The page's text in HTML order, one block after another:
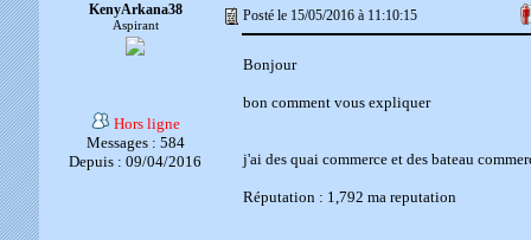
KenyArkana38
Aspirant
Posté le 15/05/2016 à 11:10:15
Hors ligne
Messages : 584
Depuis : 09/04/2016
Bonjour
bon comment vous expliquer
j'ai des quai commerce et des bateau
Réputation : 1,792 ma reputation